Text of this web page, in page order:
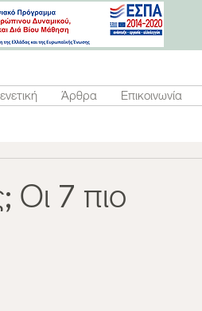
Άρθρα Επικοινωνία
Οι 7 πιο